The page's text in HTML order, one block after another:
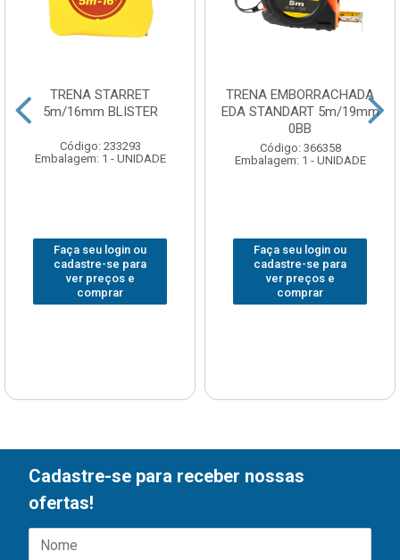
TRENA STARRET
5m/16mm BLISTER
Código: 233293
Embalagem: 1 - UNIDADE
Faça seu login ou
cadastre-se para
ver preços e
comprar
TRENA EMBORRACHADA
EDA STANDART 5m/19mm
0BB
Código: 366358
Embalagem: 1 - UNIDADE
Faça seu login ou
cadastre-se para
ver preços e
comprar
Cadastre-se para receber nossas
ofertas!